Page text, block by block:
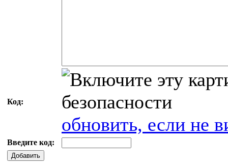
Код:
обновить, если не
Введите код:
Добавить